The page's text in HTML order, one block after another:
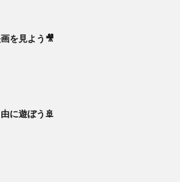
を見よう🎥
に遊ぼう🚢